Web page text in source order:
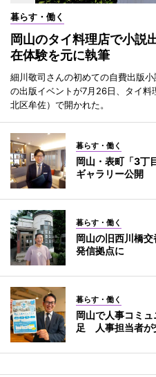
暮らす・働く
岡山のタイ料理店で小
在体験を元に執筆
細川敬司さんの初めての自費出版
の出版イベントが7月26日、タイ
北区牟佐）で開かれた。
暮らす・働く
岡山・表町「3丁
ギャラリー公開
暮らす・働く
岡山の旧西川橋
発信拠点に
暮らす・働く
岡山で人事コミ
足 人事担当者が